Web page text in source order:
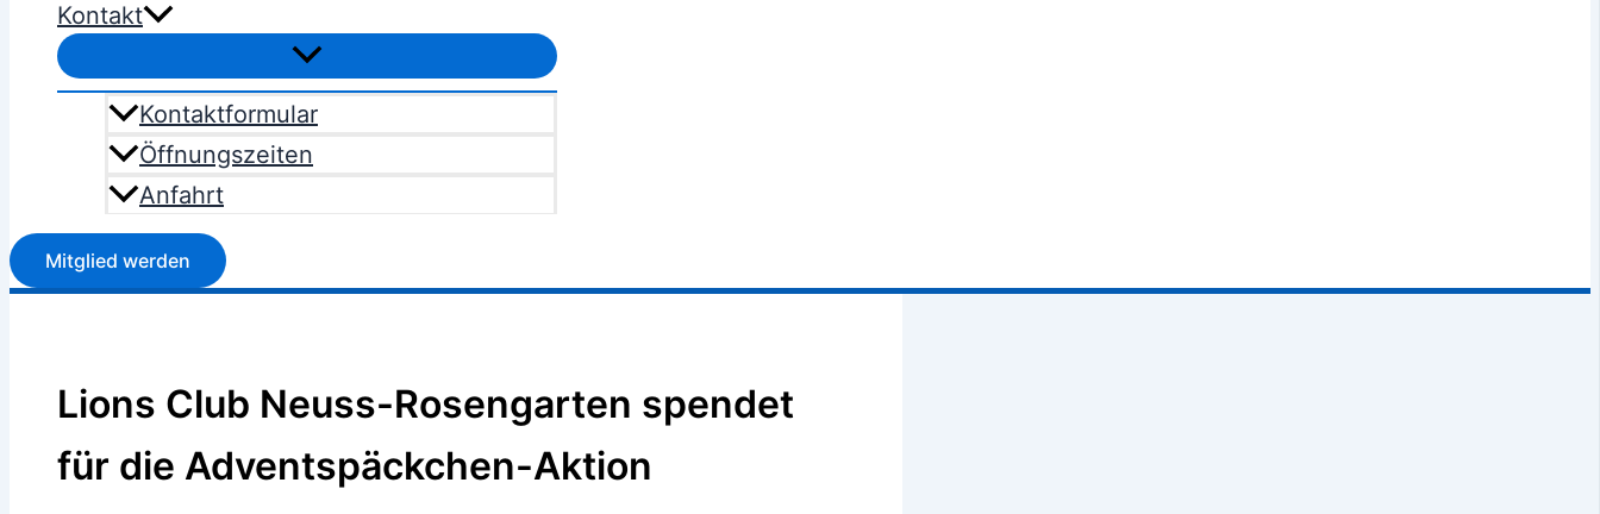
Kontakt
Kontaktformular
Öffnungszeiten
Anfahrt
Mitglied werden
Lions Club Neuss-Rosengarten spendet
für die Adventspäckchen-Aktion